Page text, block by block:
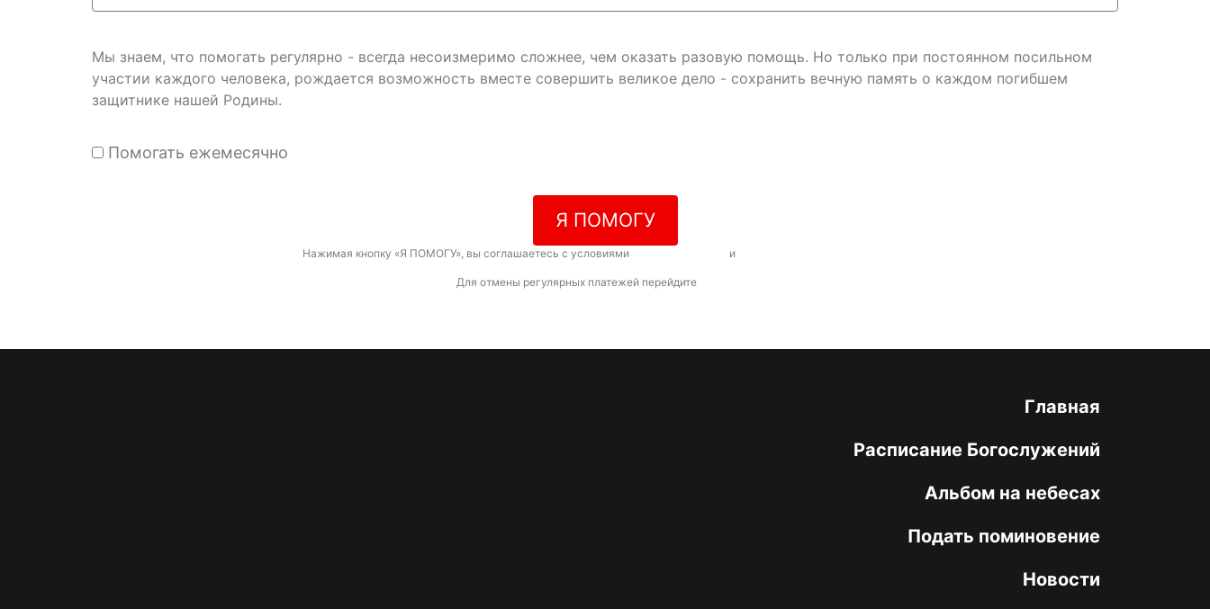
Мы знаем, что помогать регулярно - всегда несоизмеримо сложнее, чем оказать разовую помощь. Но только при постоянном посильном
участии каждого человека, рождается возможность вместе совершить великое дело - сохранить вечную память о каждом погибшем
защитнике нашей Родины.
Помогать ежемесячно
Я ПОМОГУ
Нажимая кнопку «Я ПОМОГУ», вы соглашаетесь с условиями и
Для отмены регулярных платежей перейдите
Главная
Расписание Богослужений
Альбом на небесах
Подать поминовение
Новости